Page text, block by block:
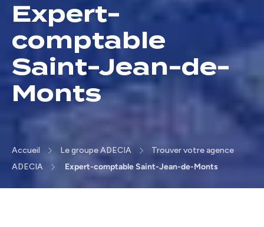
Expert-
comptable
Saint-Jean-de-
Monts
Accueil Le groupe ADECIA
Trouver votre agence
ADECIA
Expert-comptable Saint-Jean-de-Monts